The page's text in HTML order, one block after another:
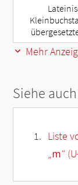
Mehr
Siehe auch
Liste
„ｍ“